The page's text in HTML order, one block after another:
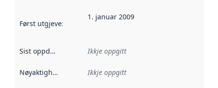
Først utgjeve: Denne datoen seier når dataa i dette
1. januar 2009
Sist oppdatert Ikkje oppgitt
Nøyaktigheit Ikkje oppgitt